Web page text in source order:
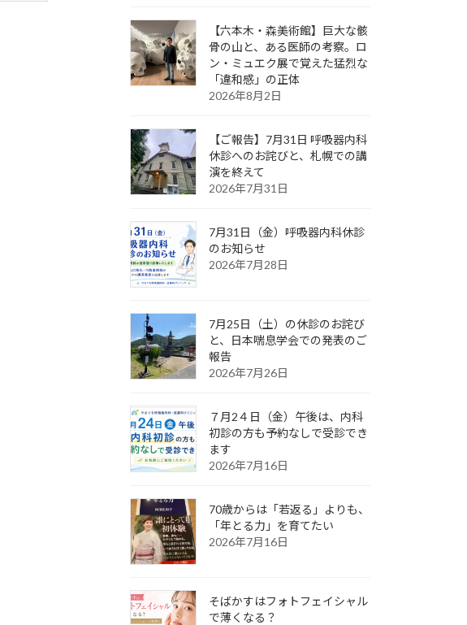
【六本木・森美術館】巨大な骸
骨の山と、ある医師の考察。ロ
ン・ミュエク展で覚えた猛烈な
「違和感」の正体
2026年8月2日
【ご報告】7月31日 呼吸器内科
休診へのお詫びと、札幌での講
演を終えて
2026年7月31日
7月31日（金）呼吸器内科休診
のお知らせ
2026年7月28日
7月25日（土）の休診のお詫び
と、日本喘息学会での発表のご
報告
2026年7月26日
７月2４日（金）午後は、内科
初診の方も予約なしで受診でき
ます
2026年7月16日
70歳からは「若返る」よりも、
「年とる力」を育てたい
2026年7月16日
そばかすはフォトフェイシャル
で薄くなる？